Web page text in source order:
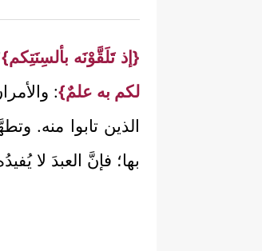
{إذ تَلَقَّوْنَه بألسِنَتِكم}
لكم به علمٌ}:
الذين تابوا منه.
بها؛ فإنَّ العبدَ لا